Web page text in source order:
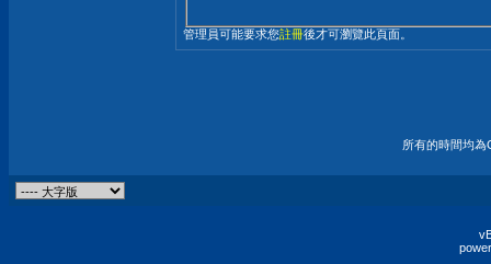
管理員可能要求您註冊後才可瀏覽此頁面。
所有的時間均為